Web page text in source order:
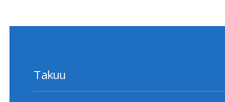
Takuu